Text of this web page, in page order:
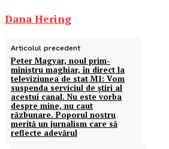
Dana Hering
Articolul precedent
Peter Magyar, noul prim-
ministru maghiar, în direct la
televiziunea de stat M1: Vom
suspenda serviciul de știri al
acestui canal. Nu este vorba
despre mine, nu caut
răzbunare. Poporul nostru
merită un jurnalism care să
reflecte adevărul